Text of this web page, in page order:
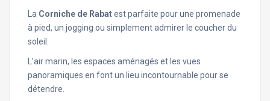
La Corniche de Rabatest parfaite pour une promenade
à pied, un jogging ou simplement admirer le coucher du
soleil.
L’air marin, les espaces aménagés et les vues
panoramiques en font un lieu incontournable pour se
détendre.